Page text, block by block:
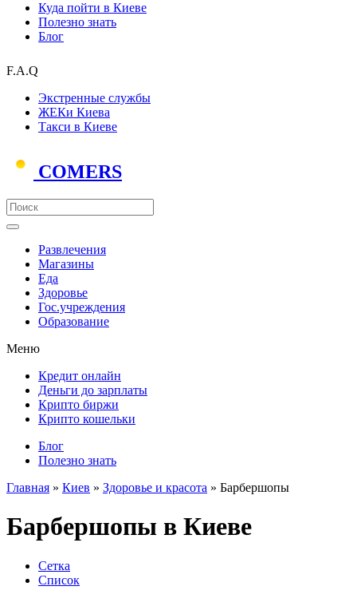
Куда пойти в Киеве
Полезно знать
Блог
F.A.Q
Экстренные службы
ЖЕКи Киева
Такси в Киеве
COMERS
Развлечения
Магазины
Еда
Здоровье
Гос.учреждения
Образование
Меню
Кредит онлайн
Деньги до зарплаты
Крипто биржи
Крипто кошельки
Блог
Полезно знать
Главная » Киев » Здоровье и красота » Барбершопы
Барбершопы в Киеве
Сетка
Список